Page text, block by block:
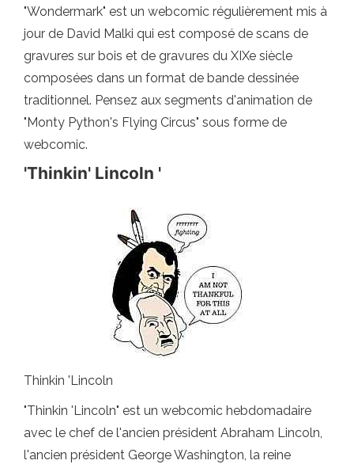
"Wondermark" est un webcomic régulièrement mis à
jour de David Malki qui est composé de scans de
gravures sur bois et de gravures du XIXe siècle
composées dans un format de bande dessinée
traditionnel. Pensez aux segments d'animation de
"Monty Python's Flying Circus" sous forme de
webcomic.
'Thinkin' Lincoln '
Thinkin 'Lincoln
"Thinkin 'Lincoln" est un webcomic hebdomadaire
avec le chef de l'ancien président Abraham Lincoln,
l'ancien président George Washington, la reine